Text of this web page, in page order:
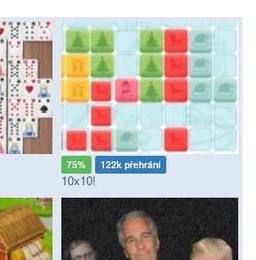
75% 122k přehrání
10x10!